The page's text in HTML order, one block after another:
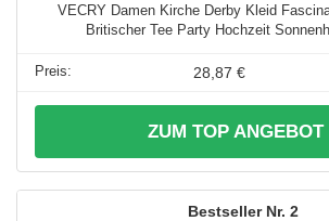
VECRY Damen Kirche Derby Kleid
Britischer Tee Party Hochzeit
28,87 €
ZUM TOP ANGEBOT
2